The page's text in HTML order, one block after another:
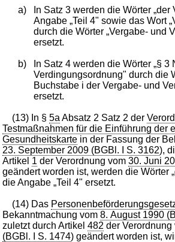
a)
In Satz 3 werden die Wörter
Angabe „Teil 4" sowie das Wort
durch die Wörter „Vergabe- und
ersetzt.
b)
In Satz 4 werden die Wörter „§
Verdingungsordnung" durch die
Buchstabe i der Vergabe- und
ersetzt.
(13) In §5a Absatz 2 Satz 2 der
Testmaßnahmen für die Einführung der
Gesundheitskarte in der Fassung der
23. September 2009 (BGBl. I S. 3162),
Artikel 1 der Verordnung vom30. Juni
geändert worden ist, werden die Wörter
die Angabe „Teil 4" ersetzt.
(14) Das
Bekanntmachung vom8. August 1990
zuletzt durch Artikel482 der
(BGBl. I S. 1474) geändert worden ist,